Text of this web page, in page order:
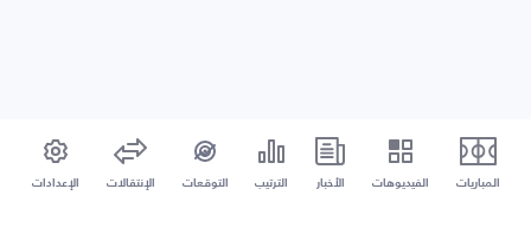
المباريات الفيديوهات الأخبار الترتيب التوقعات الإنتقالات الإعدادات